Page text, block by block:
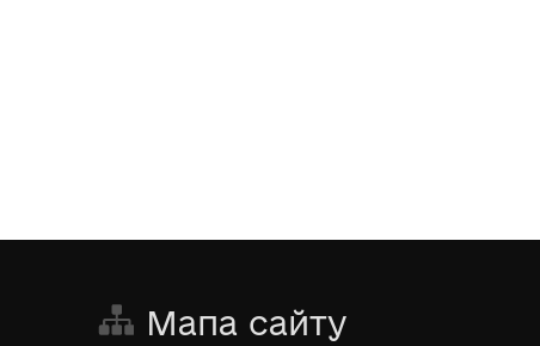
Мапа сайту